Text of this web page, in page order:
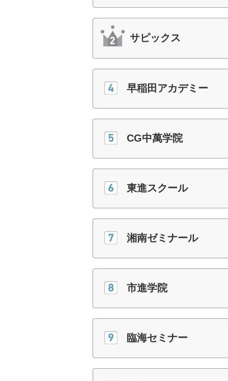
サピックス
早稲田アカデミー
CG中萬学院
東進スクール
湘南ゼミナール
市進学院
臨海セミナー